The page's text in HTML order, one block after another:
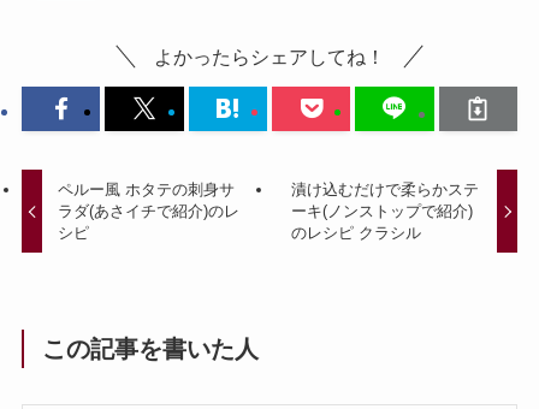
よかったらシェアしてね！
ペルー風 ホタテの刺身サ
ラダ(あさイチで紹介)のレ
シピ
漬け込むだけで柔らかステ
ーキ(ノンストップで紹介)
のレシピ クラシル
この記事を書いた人